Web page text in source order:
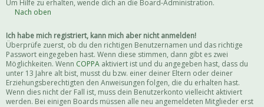
Um Hilfe zu erhalten, wende dich an die Board-Administration.
Nach oben
Ich habe mich registriert, kann mich aber nicht anmelden!
Überprüfe zuerst, ob du den richtigen Benutzernamen und das richtige
Passwort eingegeben hast. Wenn diese stimmen, dann gibt es zwei
Möglichkeiten. Wenn COPPA aktiviert ist und du angegeben hast, dass du
unter 13 Jahre alt bist, musst du bzw. einer deiner Eltern oder deiner
Erziehungsberechtigten den Anweisungen folgen, die du erhalten hast.
Wenn dies nicht der Fall ist, muss dein Benutzerkonto vielleicht aktiviert
werden. Bei einigen Boards müssen alle neu angemeldeten Mitglieder erst